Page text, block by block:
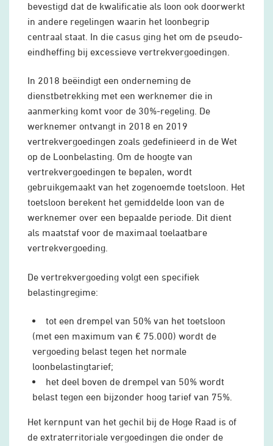
bevestigd dat de kwalificatie als loon ook doorwerkt
in andere regelingen waarin het loonbegrip
centraal staat. In die casus ging het om de pseudo-
eindheffing bij excessieve vertrekvergoedingen.
In 2018 beëindigt een onderneming de
dienstbetrekking met een werknemer die in
aanmerking komt voor de 30%-regeling. De
werknemer ontvangt in 2018 en 2019
vertrekvergoedingen zoals gedefinieerd in de Wet
op de Loonbelasting. Om de hoogte van
vertrekvergoedingen te bepalen, wordt
gebruikgemaakt van het zogenoemde toetsloon. Het
toetsloon berekent het gemiddelde loon van de
werknemer over een bepaalde periode. Dit dient
als maatstaf voor de maximaal toelaatbare
vertrekvergoeding.
De vertrekvergoeding volgt een specifiek
belastingregime:
tot een drempel van 50% van het toetsloon
(met een maximum van € 75.000) wordt de
vergoeding belast tegen het normale
loonbelastingtarief;
het deel boven de drempel van 50% wordt
belast tegen een bijzonder hoog tarief van 75%.
Het kernpunt van het gechil bij de Hoge Raad is of
de extraterritoriale vergoedingen die onder de